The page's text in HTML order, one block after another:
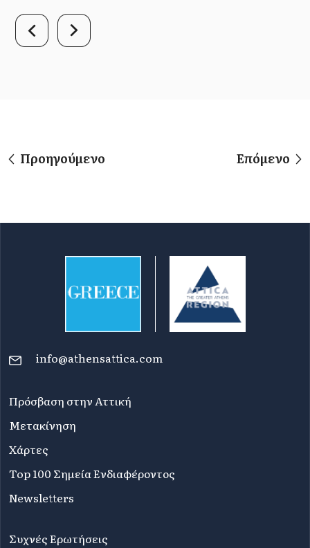
Προηγούμενο Επόμενο
info@athensattica.com
Πρόσβαση στην Αττική
Μετακίνηση
Χάρτες
Top 100 Σημεία Ενδιαφέροντος
Newsletters
Συχνές Ερωτήσεις